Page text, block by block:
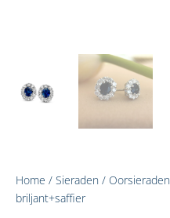
Home / Sieraden / Oorsieraden
briljant+saffier